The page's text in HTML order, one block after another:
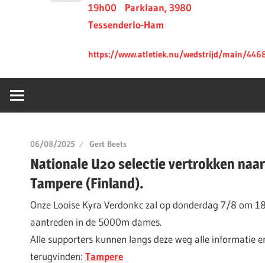
19h00
Parklaan, 3980
Tessenderlo-Ham
https://www.atletiek.nu/wedstrijd/main/
06/08/2025 Gert Beets
Nationale U20 selectie vertrokken
Tampere (Finland).
Onze Looise Kyra Verdonkc zal op donderdag 7/8 om
aantreden in de 5000m dames.
Alle supporters kunnen langs deze weg alle informatie
terugvinden: Tampere